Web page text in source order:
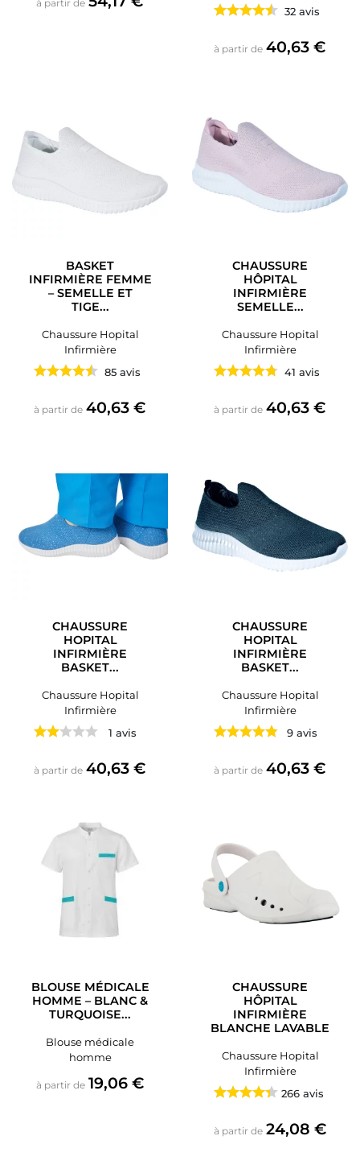
à partir de
32 avis
à partir de Prix
40,63 €
BASKET
INFIRMIÈRE FEMME
– SEMELLE ET
TIGE...
Chaussure Hopital
Infirmière
85 avis
à partir de Prix
40,63 €
CHAUSSURE
HÔPITAL
INFIRMIÈRE
SEMELLE...
Chaussure Hopital
Infirmière
41 avis
à partir de Prix
40,63 €
CHAUSSURE
HOPITAL
INFIRMIÈRE
BASKET...
Chaussure Hopital
Infirmière
1 avis
à partir de Prix
40,63 €
CHAUSSURE
HOPITAL
INFIRMIÈRE
BASKET...
Chaussure Hopital
Infirmière
9 avis
à partir de Prix
40,63 €
BLOUSE MÉDICALE
HOMME – BLANC &
TURQUOISE...
Blouse médicale
homme
à partir de Prix
19,06 €
CHAUSSURE
HÔPITAL
INFIRMIÈRE
BLANCHE LAVABLE
Chaussure Hopital
Infirmière
266 avis
à partir de Prix
24,08 €